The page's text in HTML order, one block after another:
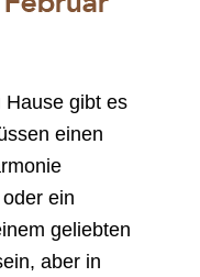
Hause gibt es
einen
ein
geliebten
aber in